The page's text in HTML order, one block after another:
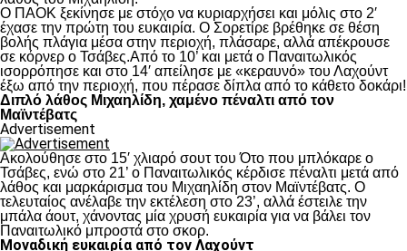
Ο ΠΑΟΚ ξεκίνησε με στόχο να κυριαρχήσει και μόλις στο 2′
έχασε την πρώτη του ευκαιρία. Ο Σορετίρε βρέθηκε σε θέση
βολής πλάγια μέσα στην περιοχή, πλάσαρε, αλλά απέκρουσε
σε κόρνερ ο Τσάβες.Από το 10’ και μετά ο Παναιτωλικός
ισορρόπησε και στο 14′ απείλησε με «κεραυνό» του Λαχούντ
έξω από την περιοχή, που πέρασε δίπλα από το κάθετο δοκάρι!
Διπλό λάθος Μιχαηλίδη, χαμένο πέναλτι από τον
Μαϊντέβατς
Advertisement
Ακολούθησε στο 15′ χλιαρό σουτ του Ότο που μπλόκαρε ο
Τσάβες, ενώ στο 21’ ο Παναιτωλικός κέρδισε πέναλτι μετά από
λάθος και μαρκάρισμα του Μιχαηλίδη στον Μαϊντέβατς. Ο
τελευταίος ανέλαβε την εκτέλεση στο 23’, αλλά έστειλε την
μπάλα άουτ, χάνοντας μία χρυσή ευκαιρία για να βάλει τον
Παναιτωλικό μπροστά στο σκορ.
Μοναδική ευκαιρία από τον Λαχούντ